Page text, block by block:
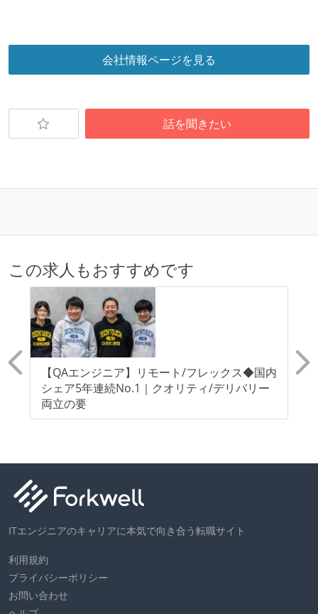
会社情報ページを見る
話を聞きたい
この求人もおすすめです
【QAエンジニア】リモート/フレックス◆国内
シェア5年連続No.1｜クオリティ/デリバリー
両立の要
ITエンジニアのキャリアに本気で向き合う転職サイト
利用規約
プライバシーポリシー
お問い合わせ